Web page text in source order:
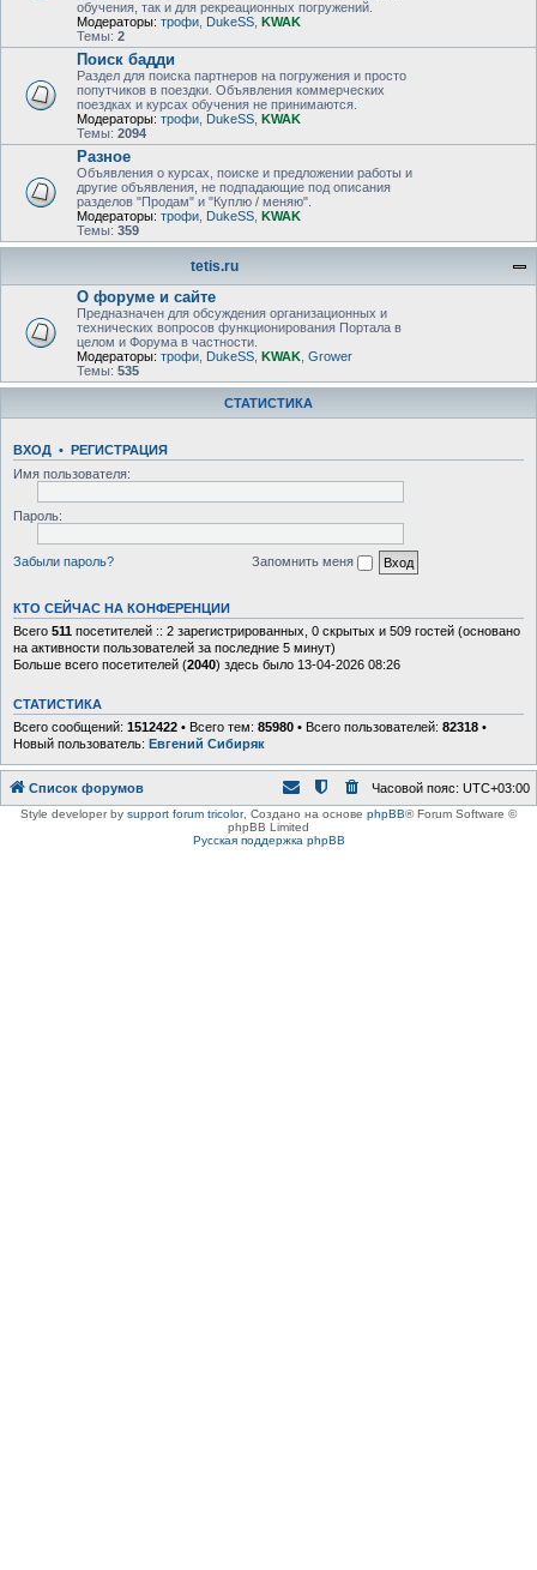
обучения, так и для рекреационных погружений.
Модераторы: трофи DukeSS KWAK
Темы: 2
Поиск бадди
Раздел для поиска партнеров на погружения и просто
попутчиков в поездки. Объявления коммерческих
поездках и курсах обучения не принимаются.
Модераторы: трофи DukeSS KWAK
Темы: 2094
Разное
Объявления о курсах, поиске и предложении работы и
другие объявления, не подпадающие под описания
разделов "Продам" и "Куплю / меняю".
Модераторы: трофи DukeSS KWAK
Темы: 359
tetis.ru
О форуме и сайте
Предназначен для обсуждения организационных и
технических вопросов функционирования Портала в
целом и Форума в частности.
Модераторы: трофи DukeSS KWAK Grower
Темы: 535
СТАТИСТИКА
ВХОД • РЕГИСТРАЦИЯ
Имя пользователя:
Пароль:
Забыли пароль? Запомнить меня
КТО СЕЙЧАС НА КОНФЕРЕНЦИИ
Всего 511 посетителей :: 2 зарегистрированных, 0 скрытых и 509 гостей (основано
на активности пользователей за последние 5 минут)
Больше всего посетителей (2040) здесь было 13-04-2026 08:26
СТАТИСТИКА
Всего сообщений: 1512422 • Всего тем: 85980 • Всего пользователей: 82318 •
Новый пользователь: Евгений Сибиряк
Список форумов Часовой пояс: UTC+03:00
Style developer by support forum tricolor, Создано на основе phpBB® Forum Software ©
phpBB Limited
Русская поддержка phpBB